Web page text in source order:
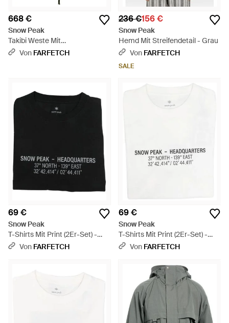
668 €
Snow Peak
Takibi Weste Mit
Fischgrätenmuster - Grün
Von FARFETCH
236 €156 €
Snow Peak
Hemd Mit Streifendetail - Grau
Von FARFETCH
SALE
69 €
Snow Peak
T-Shirts Mit Print (2Er-Set) -
Schwarz
Von FARFETCH
69 €
Snow Peak
T-Shirts Mit Print (2Er-Set) -
WeißVon FARFETCH